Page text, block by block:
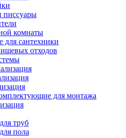
писсуары
комнаты
сантехники
отходов
для монтажа
труб
пола